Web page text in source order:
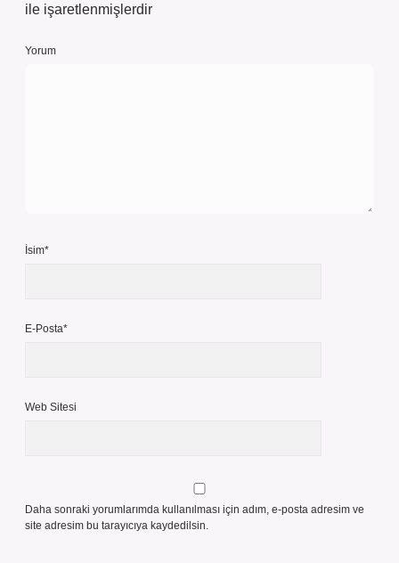
ile işaretlenmişlerdir
Yorum
İsim*
E-Posta*
Web Sitesi
Daha sonraki yorumlarımda kullanılması için adım, e-posta adresim ve
site adresim bu tarayıcıya kaydedilsin.